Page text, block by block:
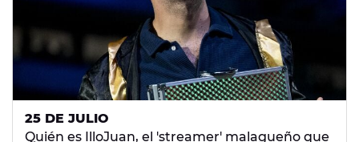
25 DE JULIO
Quién es IlloJuan, el 'streamer' malagueño que